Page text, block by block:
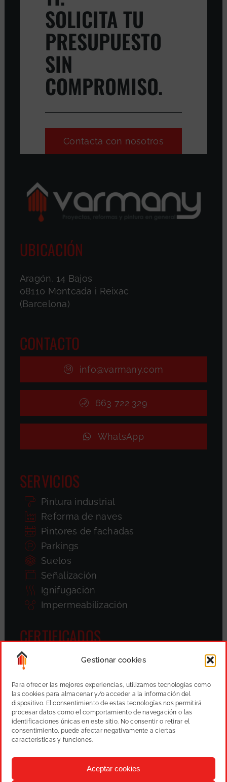
Gestionar cookies
Para ofrecer las mejores experiencias, utilizamos tecnologías como
las cookies para almacenar y/o acceder a la información del
dispositivo. El consentimiento de estas tecnologías nos permitirá
procesar datos como el comportamiento de navegación o las
identificaciones únicas en este sitio. No consentir o retirar el
consentimiento, puede afectar negativamente a ciertas
características y funciones.
Aceptar cookies
SOLICITA TU
PRESUPUESTO
SIN
COMPROMISO.
Contacta con nosotros
UBICACIÓN
Aragón, 14 Bajos
08110 Montcada i Reixac
(Barcelona)
CONTACTO
info@varmany.com
663 722 329
WhatsApp
SERVICIOS
Pintura industrial
Reforma de naves
Pintores de fachadas
Parkings
Suelos
Señalización
Ignifugación
Impermeabilización
CERTIFICADOS